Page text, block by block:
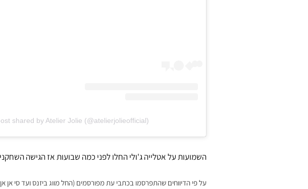
shared by Atelier Jolie (@atelierjolieofficial)
השמועות על אטלייה ג'ולי החלו לפני כמה שבועות אז הגישה
על פי הדיווחים שהתפרסמו בכתבי עת מפורסמים (החל מווג ביזנס ועד סי